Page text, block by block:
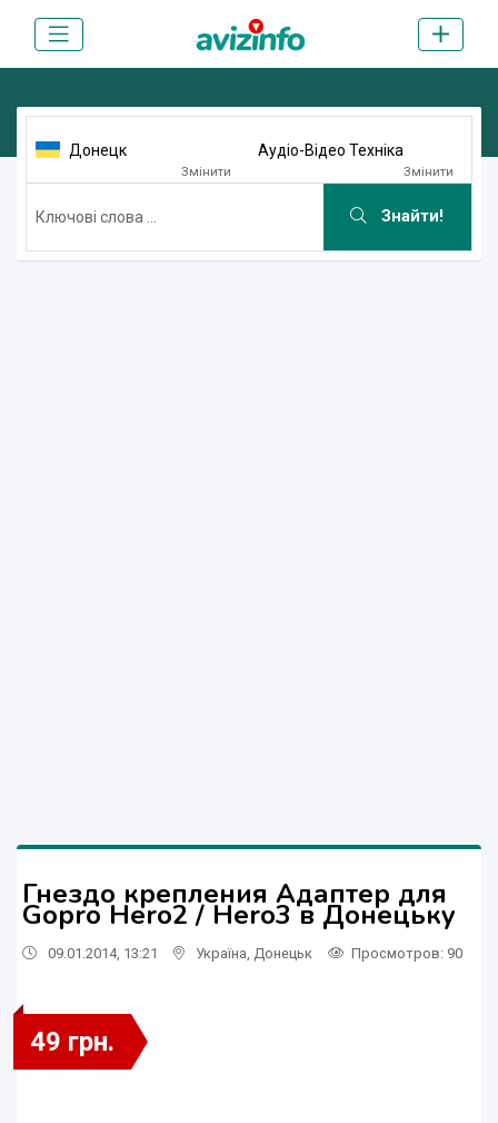
Донецк
Змінити
Аудіо-Відео Техніка
Змінити
Знайти!
Гнездо крепления Адаптер для
Gopro Hero2 / Hero3 в Донецьку
09.01.2014, 13:21 Україна Донецьк Просмотров: 90
49 грн.